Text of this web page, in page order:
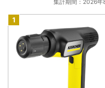
集計期間：2026年